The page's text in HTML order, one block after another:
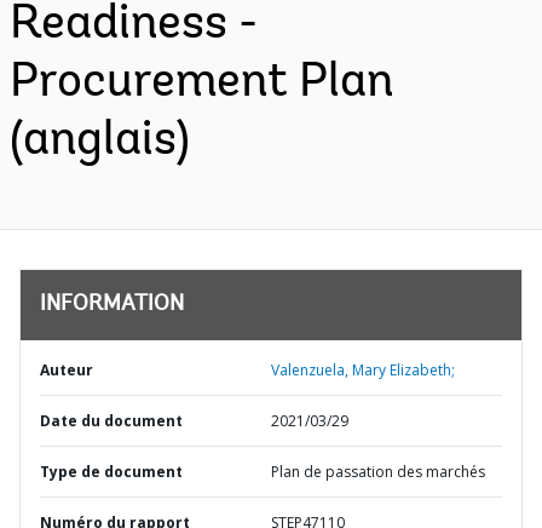
Readiness -
Procurement Plan
(anglais)
INFORMATION
Auteur Valenzuela, Mary Elizabeth;
Date du document 2021/03/29
Type de document Plan de passation des marchés
Numéro du rapport STEP47110